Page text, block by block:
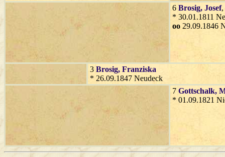
6 Brosig, Josef,
* 30.01.1811
oo 29.09.1846
3 Brosig, Franziska
* 26.09.1847 Neudeck
7 Gottschalk,
* 01.09.1821